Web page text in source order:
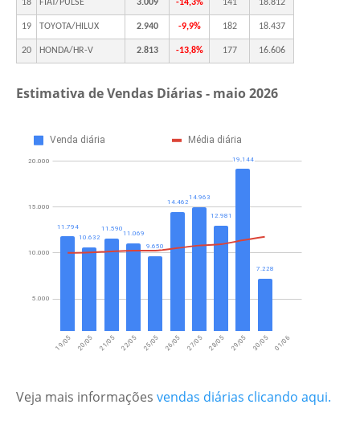
18 FIAT/PULSE 3.009 -14,3% 141 18.812
19 TOYOTA/HILUX 2.940 -9,9% 182 18.437
20 HONDA/HR-V 2.813 -13,8% 177 16.606
Estimativa de Vendas Diárias - maio 2026
Veja mais informações vendas diárias clicando aqui.